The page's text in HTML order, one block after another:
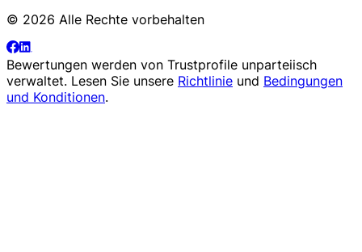
© 2026 Alle Rechte vorbehalten
Bewertungen werden von Trustprofile unparteiisch
verwaltet. Lesen Sie unsere Richtlinie und Bedingungen
und Konditionen.